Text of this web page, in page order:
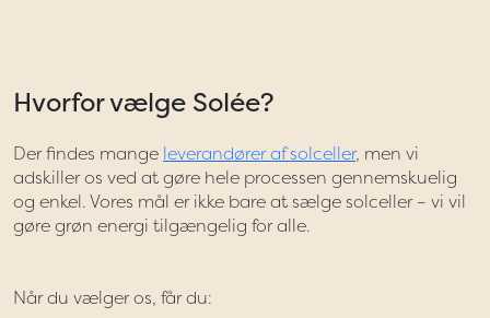
Hvorfor vælge Solée?
Der findes mange leverandører af solceller, men vi
adskiller os ved at gøre hele processen gennemskuelig
og enkel. Vores mål er ikke bare at sælge solceller – vi vil
gøre grøn energi tilgængelig for alle.
Når du vælger os, får du: